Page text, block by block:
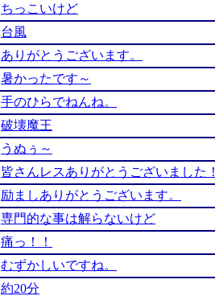
ちっこいけど
台風
ありがとうございます。
暑かったです～
手のひらでねんね。
破壊魔王
うぬぅ～
皆さんレスありがとうございました！
励ましありがとうございます。
専門的な事は解らないけど
痛っ！！
むずかしいですね。
約20分